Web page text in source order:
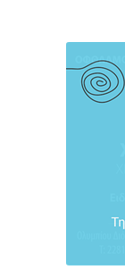
ΑΑΔΕ: Στο
χρημάτων
5 ώρες 25 λεπτά